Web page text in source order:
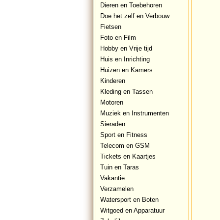
Dieren en Toebehoren
Doe het zelf en Verbouw
Fietsen
Foto en Film
Hobby en Vrije tijd
Huis en Inrichting
Huizen en Kamers
Kinderen
Kleding en Tassen
Motoren
Muziek en Instrumenten
Sieraden
Sport en Fitness
Telecom en GSM
Tickets en Kaartjes
Tuin en Taras
Vakantie
Verzamelen
Watersport en Boten
Witgoed en Apparatuur